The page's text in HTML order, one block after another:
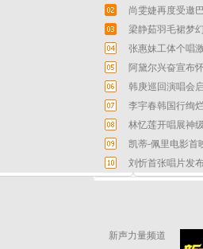
尚雯婕再度受邀
梁静茹羽毛裙梦
张惠妹工体个唱
阿黛尔兴奋宣布
韩庚巡回演唱会
李宇春韩国行绚
林忆莲开唱展神
凯蒂-佩里电影首
刘忻首张唱片发
新声力量频道